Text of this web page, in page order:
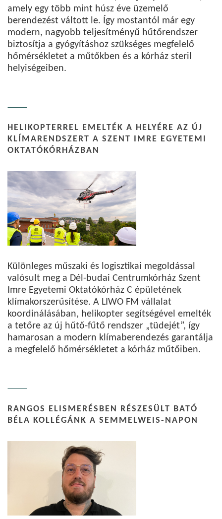
amely egy több mint húsz éve üzemelő
berendezést váltott le. Így mostantól már egy
modern, nagyobb teljesítményű hűtőrendszer
biztosítja a gyógyításhoz szükséges megfelelő
hőmérsékletet a műtőkben és a kórház steril
helyiségeiben.
HELIKOPTERREL EMELTÉK A HELYÉRE AZ ÚJ
KLÍMARENDSZERT A SZENT IMRE EGYETEMI
OKTATÓKÓRHÁZBAN
Különleges műszaki és logisztikai megoldással
valósult meg a Dél-budai Centrumkórház Szent
Imre Egyetemi Oktatókórház C épületének
klímakorszerűsítése. A LIWO FM vállalat
koordinálásában, helikopter segítségével emelték
a tetőre az új hűtő-fűtő rendszer „tüdejét”, így
hamarosan a modern klímaberendezés garantálja
a megfelelő hőmérsékletet a kórház műtőiben.
RANGOS ELISMERÉSBEN RÉSZESÜLT BATÓ
BÉLA KOLLÉGÁNK A SEMMELWEIS-NAPON